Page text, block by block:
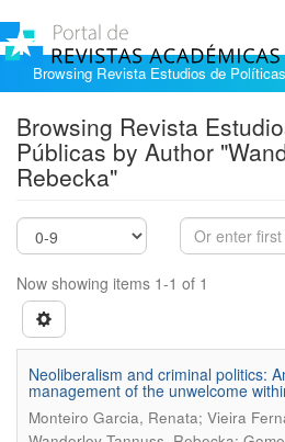
Browsing Revista Estudios de
Browsing Revista
Públicas by Author
Rebecka"
Now showing items 1-1 of 1
Neoliberalism and criminal politics:
management of the unwelcome
Monteiro Garcia, Renata; Vieira